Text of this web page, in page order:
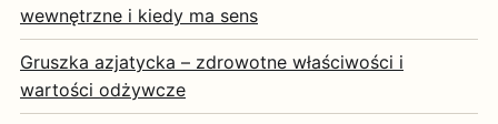
wewnętrzne i kiedy ma sens
Gruszka azjatycka – zdrowotne właściwości i
wartości odżywcze